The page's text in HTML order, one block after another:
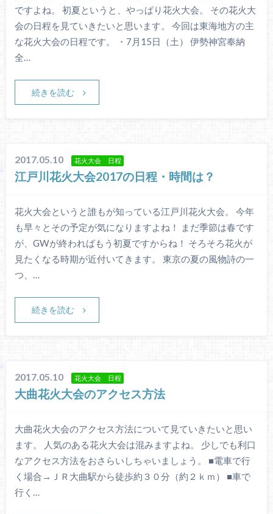
ですよね。 初夏というと、やっぱり花火大会。 その花火大
会の日程を見ていきたいと思います。 今回は東海地方の主
な花火大会の日程です。 ・7月15日（土） 伊勢神宮奉納
全…
続きを読む
2017.05.10 花火大会 日程
江戸川花火大会2017の日程・時間は？
花火大会というと誰もが知っている江戸川花火大会。 今年
も早々とその予定が気になりますよね！ まだ季節は春です
が、GWが終わればもう初夏ですからね！ そろそろ花火が
見たくなる時期が近付いてきます。 東京の夏の風物詩の一
つ、…
続きを読む
2017.05.10 花火大会 日程
大曲花火大会のアクセス方法
大曲花火大会のアクセス方法について見ていきたいと思い
ます。 人気のある花火大会は混みますよね。 少しでも利口
なアクセス方法をおさらいしちゃいましょう。 ■電車で行
く場合→ＪＲ大曲駅から徒歩約３０分（約２ｋｍ） ■車で
行く…